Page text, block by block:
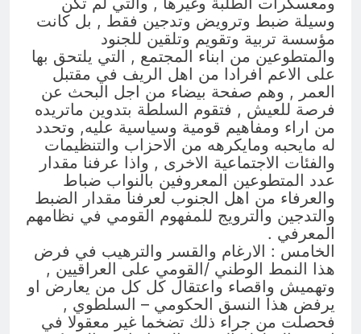
وسيلة ضبط وترويض وتدجين فقط , بل كانت
مؤسسة تربية وتقويم وتلقين للجنود
والمتطوعين من ابناء المجتمع , التي يلتحق بها
على الاعم افرادا من اهل الريف في مقتبل
العمر , وهم صفحة بيضاء من اجل البحث عن
فرصة للعيش , فتقوم السلطة بتدوين ماتريده
من اراء ومفاهيم قومية وسياسية عليه, وتحدد
له مايحبه ومايكرهه من الاحزاب والتنظيمات
والفئات الاجتماعية الاخرى , واذا عرفنا مقدار
عدد المتطوعين المعروفين بالنواب ضباط
والعرفاء من اهل الجنوب لعرفنا مقدار الضبط
والتدجين والترويج للمفهوم القومي في نظامهم
المعرفي .
الخامس : الارغام والقسر والترهيب في فرض
هذا النمط الوطني /القومي على العراقيين ,
وتهميش واقصاء واعتقال كل كل من يعارض او
يرفض هذا النسق الحكومي – السلطوي ,
فحصلت من جراء ذلك تضخما غير معقولا في